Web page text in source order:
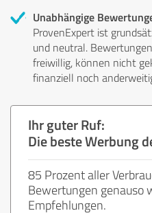
Unabhängige
ProvenExpert ist
und neutral.
freiwillig, können nicht
finanziell noch
Ihr guter Ruf:
Die beste Werbung
85 Prozent aller
Bewertungen genauso
Empfehlungen.